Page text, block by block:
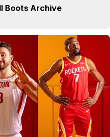
Boots Archive